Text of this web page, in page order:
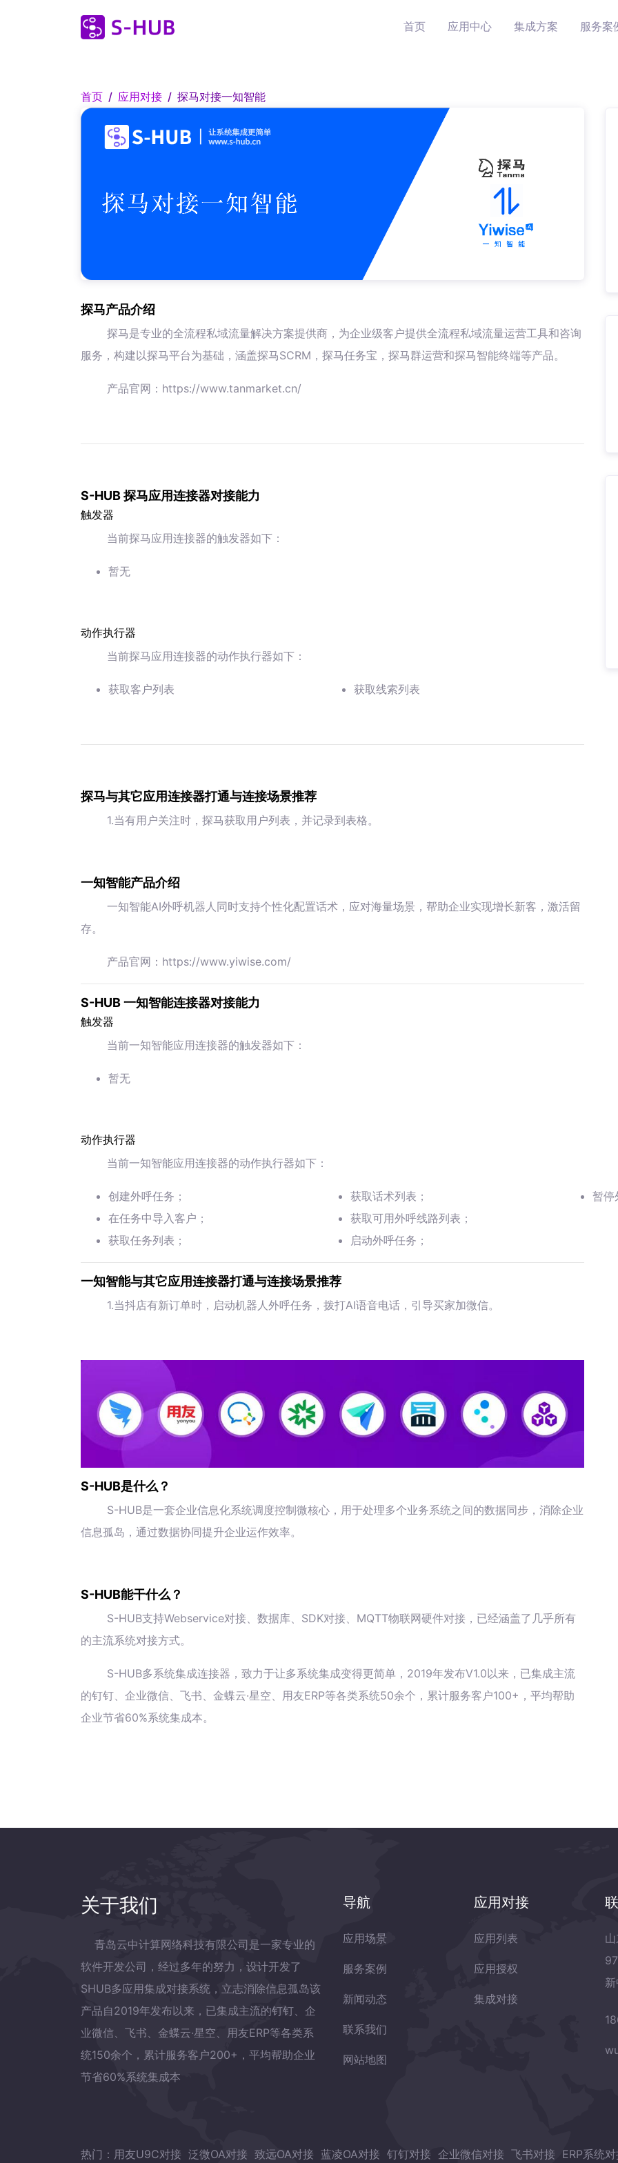
首页 应用中心 集成方案 服务案
首页 应用对接 探马对接一知智能
探马产品介绍
探马是专业的全流程私域流量解决方案提供商，为企业级客户提供全流程私域流量运营工具和咨询
服务，构建以探马平台为基础，涵盖探马SCRM，探马任务宝，探马群运营和探马智能终端等产品。
产品官网：https://www.tanmarket.cn/
S-HUB 探马应用连接器对接能力
触发器
当前探马应用连接器的触发器如下：
暂无
动作执行器
当前探马应用连接器的动作执行器如下：
获取客户列表 获取线索列表
探马与其它应用连接器打通与连接场景推荐
1.当有用户关注时，探马获取用户列表，并记录到表格。
一知智能产品介绍
一知智能AI外呼机器人同时支持个性化配置话术，应对海量场景，帮助企业实现增长新客，激活留
存。
产品官网：https://www.yiwise.com/
S-HUB 一知智能连接器对接能力
触发器
当前一知智能应用连接器的触发器如下：
暂无
动作执行器
当前一知智能应用连接器的动作执行器如下：
创建外呼任务；
在任务中导入客户；
获取任务列表；
获取话术列表；
获取可用外呼线路列表；
启动外呼任务；
暂停
一知智能与其它应用连接器打通与连接场景推荐
1.当抖店有新订单时，启动机器人外呼任务，拨打AI语音电话，引导买家加微信。
S-HUB是什么？
S-HUB是一套企业信息化系统调度控制微核心，用于处理多个业务系统之间的数据同步，消除企业
信息孤岛，通过数据协同提升企业运作效率。
S-HUB能干什么？
S-HUB支持Webservice对接、数据库、SDK对接、MQTT物联网硬件对接，已经涵盖了几乎所有
的主流系统对接方式。
S-HUB多系统集成连接器，致力于让多系统集成变得更简单，2019年发布V1.0以来，已集成主流
的钉钉、企业微信、飞书、金蝶云·星空、用友ERP等各类系统50余个，累计服务客户100+，平均帮助
企业节省60%系统集成本。
关于我们
青岛云中计算网络科技有限公司是一家专业的
软件开发公司，经过多年的努力，设计开发了
SHUB多应用集成对接系统，立志消除信息孤岛该
产品自2019年发布以来，已集成主流的钉钉、企
业微信、飞书、金蝶云·星空、用友ERP等各类系
统150余个，累计服务客户200+，平均帮助企业
节省60%系统集成本
导航
应用场景
服务案例
新闻动态
联系我们
网站地图
应用对接
应用列表
应用授权
集成对接
热门： 用友U9C对接 泛微OA对接 致远OA对接 蓝凌OA对接 钉钉对接 企业微信对接 飞书对接 ERP系统